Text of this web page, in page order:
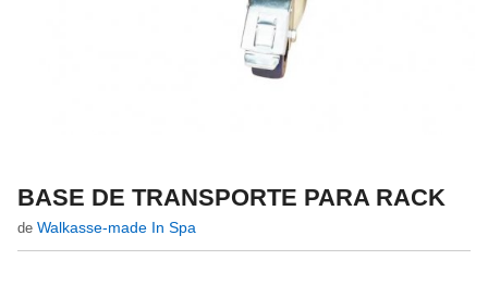
BASE DE TRANSPORTE PARA RACK
de Walkasse-made In Spa